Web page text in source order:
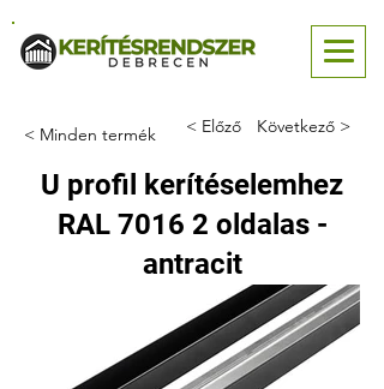
< Minden termék < Előző Következő >
U profil kerítéselemhez
RAL 7016 2 oldalas -
antracit